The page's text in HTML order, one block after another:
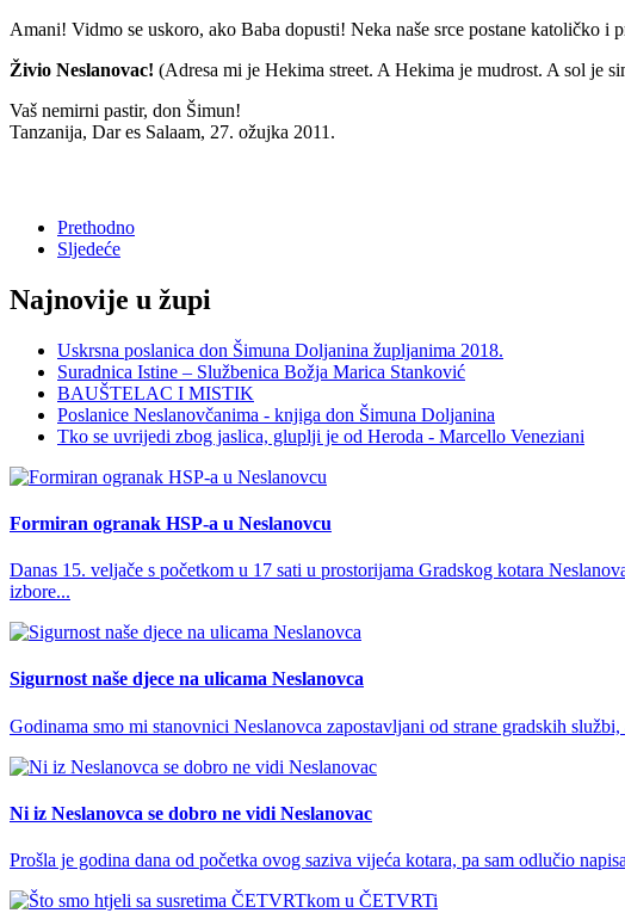
Amani! Vidmo se uskoro, ako Baba dopusti! Neka naše srce postane katoličko i
Živio Neslanovac! (Adresa mi je Hekima street. A Hekima je mudrost. A sol je
Vaš nemirni pastir, don Šimun!
Tanzanija, Dar es Salaam, 27. ožujka 2011.
Prethodno
Sljedeće
Najnovije u župi
Uskrsna poslanica don Šimuna Doljanina župljanima 2018.
Suradnica Istine – Službenica Božja Marica Stanković
BAUŠTELAC I MISTIK
Poslanice Neslanovčanima - knjiga don Šimuna Doljanina
Tko se uvrijedi zbog jaslica, gluplji je od Heroda - Marcello Veneziani
Formiran ogranak HSP-a u Neslanovcu
Danas 15. veljače s početkom u 17 sati u prostorijama Gradskog kotara
izbore...
Sigurnost naše djece na ulicama Neslanovca
Godinama smo mi stanovnici Neslanovca zapostavljani od strane gradskih
Ni iz Neslanovca se dobro ne vidi Neslanovac
Prošla je godina dana od početka ovog saziva vijeća kotara, pa sam odlučio